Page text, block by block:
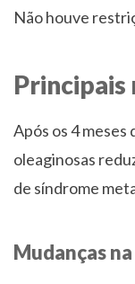
Não houve
Após os 4
oleaginosas
de síndrome
Mudanças